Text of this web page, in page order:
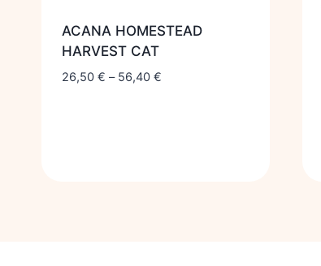
ACANA HOMESTEAD
HARVEST CAT
26,50 € – 56,40 €